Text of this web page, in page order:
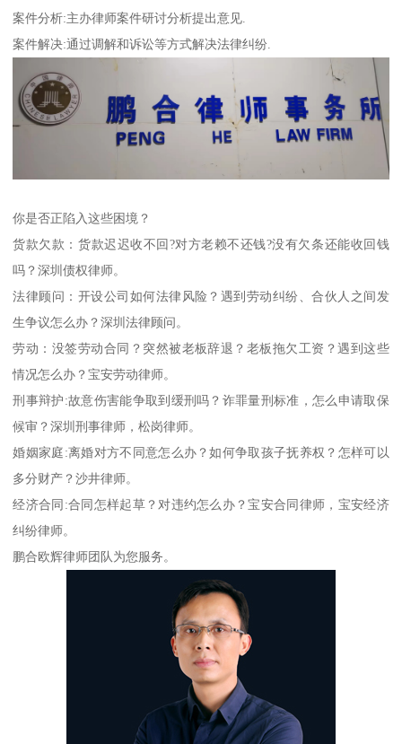
案件分析:主办律师案件研讨分析提出意见.
案件解决:通过调解和诉讼等方式解决法律纠纷.
你是否正陷入这些困境？
货款欠款：货款迟迟收不回?对方老赖不还钱?没有欠条还能收回钱
吗？深圳债权律师。
法律顾问：开设公司如何法律风险？遇到劳动纠纷、合伙人之间发
生争议怎么办？深圳法律顾问。
劳动：没签劳动合同？突然被老板辞退？老板拖欠工资？遇到这些
情况怎么办？宝安劳动律师。
刑事辩护:故意伤害能争取到缓刑吗？诈罪量刑标准，怎么申请取保
候审？深圳刑事律师，松岗律师。
婚姻家庭:离婚对方不同意怎么办？如何争取孩子抚养权？怎样可以
多分财产？沙井律师。
经济合同:合同怎样起草？对违约怎么办？宝安合同律师，宝安经济
纠纷律师。
鹏合欧辉律师团队为您服务。